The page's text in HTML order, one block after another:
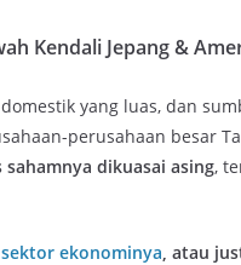
Kendali Jepang &
yang luas, dan
perusahaan besar
dikuasai asing,
sektor ekonominya , atau